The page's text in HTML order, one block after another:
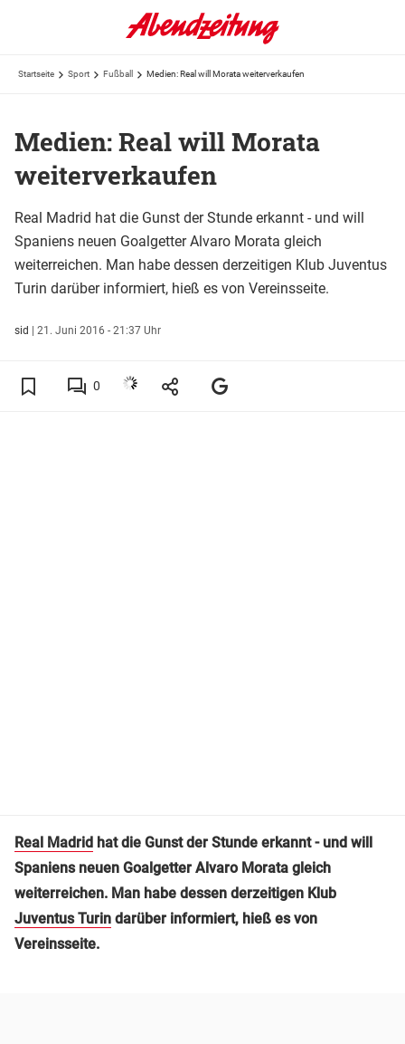
Startseite Sport Fußball Medien: Real will Morata weiterverkaufen
Medien: Real will Morata
weiterverkaufen
Real Madrid hat die Gunst der Stunde erkannt - und will
Spaniens neuen Goalgetter Alvaro Morata gleich
weiterreichen. Man habe dessen derzeitigen Klub Juventus
Turin darüber informiert, hieß es von Vereinsseite.
sid | 21. Juni 2016 - 21:37 Uhr
0
Real Madrid hat die Gunst der Stunde erkannt - und will
Spaniens neuen Goalgetter Alvaro Morata gleich
weiterreichen. Man habe dessen derzeitigen Klub
Juventus Turin darüber informiert, hieß es von
Vereinsseite.